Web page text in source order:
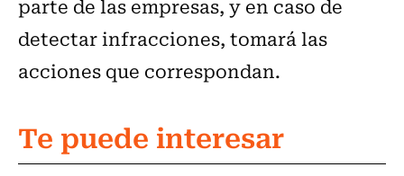
parte de las empresas, y en caso de
detectar infracciones, tomará las
acciones que correspondan.
Te puede interesar